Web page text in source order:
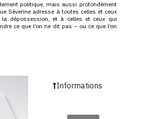
politique, mais aussi profondément
Séverine adresse à toutes celles et ceux
dépossession, et à celles et ceux qui
ce que l’on ne dit pas – ou ce que l’on
Informations